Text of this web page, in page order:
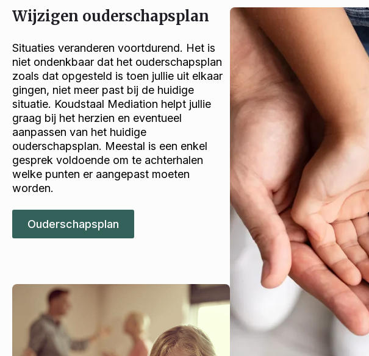
Wijzigen ouderschapsplan
Situaties veranderen voortdurend. Het is
niet ondenkbaar dat het ouderschapsplan
zoals dat opgesteld is toen jullie uit elkaar
gingen, niet meer past bij de huidige
situatie. Koudstaal Mediation helpt jullie
graag bij het herzien en eventueel
aanpassen van het huidige
ouderschapsplan. Meestal is een enkel
gesprek voldoende om te achterhalen
welke punten er aangepast moeten
worden.
Ouderschapsplan